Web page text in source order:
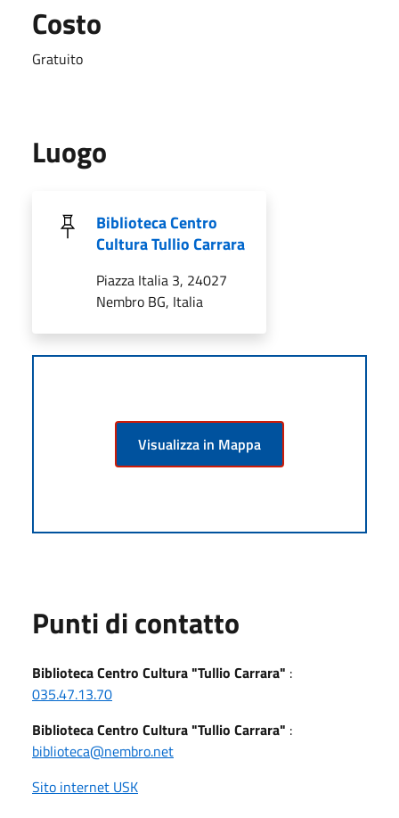
Costo
Gratuito
Luogo
Biblioteca Centro
Cultura Tullio Carrara
Piazza Italia 3, 24027
Nembro BG, Italia
Visualizza in Mappa
Punti di contatto
Biblioteca Centro Cultura "Tullio Carrara" :
035.47.13.70
Biblioteca Centro Cultura "Tullio Carrara" :
biblioteca@nembro.net
Sito internet USK